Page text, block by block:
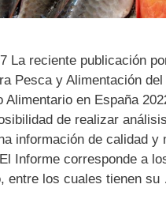
La reciente publicación
Pesca y Alimentación
Alimentario en España
de realizar
información de calidad y
Informe corresponde a
entre los cuales tienen